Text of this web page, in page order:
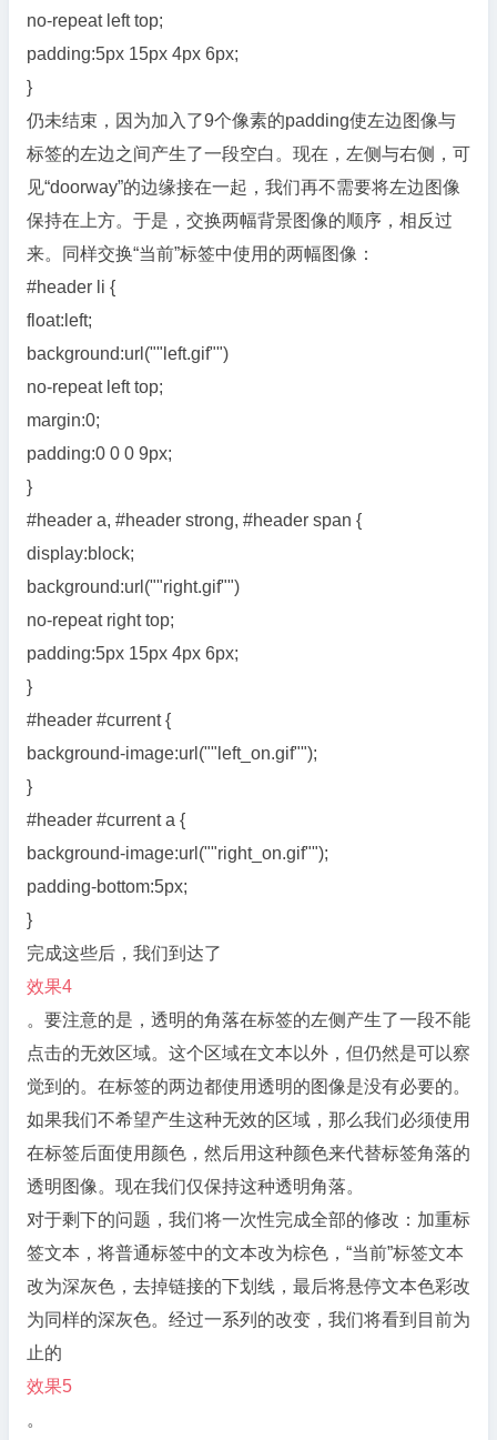
no-repeat left top;
padding:5px 15px 4px 6px;
}
仍未结束，因为加入了9个像素的padding使左边图像与
标签的左边之间产生了一段空白。现在，左侧与右侧，可
见“doorway”的边缘接在一起，我们再不需要将左边图像
保持在上方。于是，交换两幅背景图像的顺序，相反过
来。同样交换“当前”标签中使用的两幅图像：
#header li {
float:left;
background:url(""left.gif"")
no-repeat left top;
margin:0;
padding:0 0 0 9px;
}
#header a, #header strong, #header span {
display:block;
background:url(""right.gif"")
no-repeat right top;
padding:5px 15px 4px 6px;
}
#header #current {
background-image:url(""left_on.gif"");
}
#header #current a {
background-image:url(""right_on.gif"");
padding-bottom:5px;
}
完成这些后，我们到达了
效果4
。要注意的是，透明的角落在标签的左侧产生了一段不能
点击的无效区域。这个区域在文本以外，但仍然是可以察
觉到的。在标签的两边都使用透明的图像是没有必要的。
如果我们不希望产生这种无效的区域，那么我们必须使用
在标签后面使用颜色，然后用这种颜色来代替标签角落的
透明图像。现在我们仅保持这种透明角落。
对于剩下的问题，我们将一次性完成全部的修改：加重标
签文本，将普通标签中的文本改为棕色，“当前”标签文本
改为深灰色，去掉链接的下划线，最后将悬停文本色彩改
为同样的深灰色。经过一系列的改变，我们将看到目前为
止的
效果5
。